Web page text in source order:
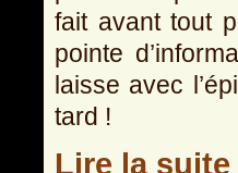
fait avant tout
pointe
laisse avec
tard !
Lire la suite